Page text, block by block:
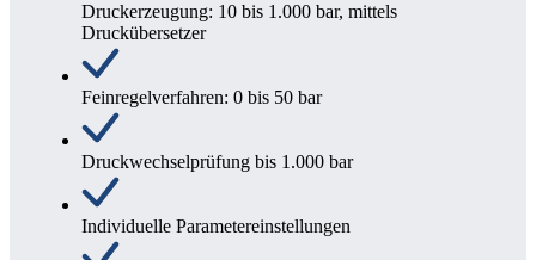
Druckerzeugung: 10 bis 1.000 bar, mittels
Druckübersetzer
Feinregelverfahren: 0 bis 50 bar
Druckwechselprüfung bis 1.000 bar
Individuelle Parametereinstellungen